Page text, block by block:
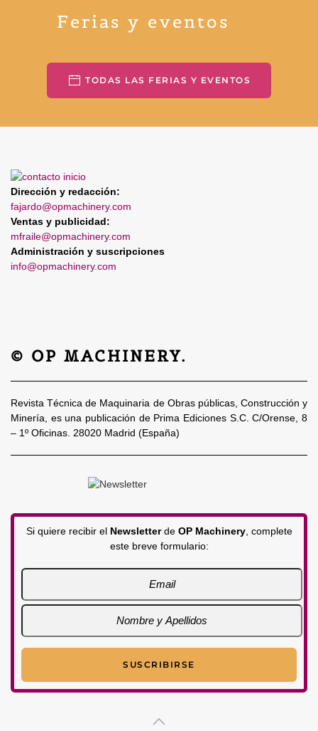
Ferias y eventos
TODAS LAS FERIAS Y EVENTOS
Dirección y redacción:
fajardo@opmachinery.com
Ventas y publicidad:
mfraile@opmachinery.com
Administración y suscripciones
info@opmachinery.com
© OP MACHINERY.
Revista Técnica de Maquinaria de Obras públicas, Construcción y
Minería, es una publicación de Prima Ediciones S.C. C/Orense, 8
– 1º Oficinas. 28020 Madrid (España)
Si quiere recibir el Newsletterde OP Machinery, complete
este breve formulario: